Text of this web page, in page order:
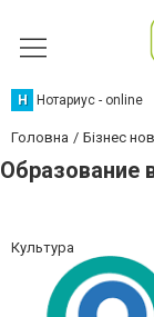
Н Нотариус - online
Головна Бізнес
Образование
Культура